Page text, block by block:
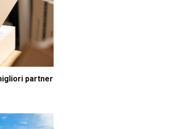
partner